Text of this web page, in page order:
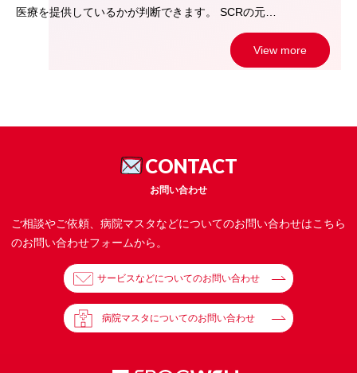
医療を提供しているかが判断できます。 SCRの元…
View more
CONTACT
お問い合わせ
ご相談やご依頼、病院マスタなどについてのお問い合わせはこちら
のお問い合わせフォームから。
サービスなどについてのお問い合わせ
病院マスタについてのお問い合わせ